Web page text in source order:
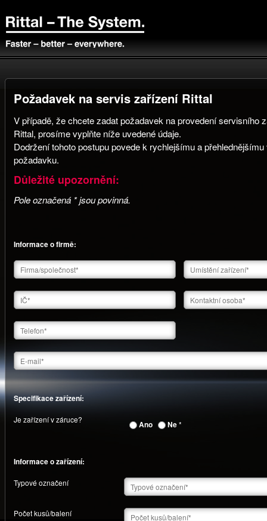
Požadavek na servis zařízení Rittal
V případě, že chcete zadat požadavek na provedení servisního
Rittal, prosíme vyplňte níže uvedené údaje.
Dodržení tohoto postupu povede k rychlejšímu a
požadavku.
Důležité upozornění:
Pole označená * jsou povinná.
Informace o firmě:
Specifikace zařízení:
Je zařízení v záruce? Ano Ne*
Informace o zařízení:
Typové označení
Počet kusů/balení